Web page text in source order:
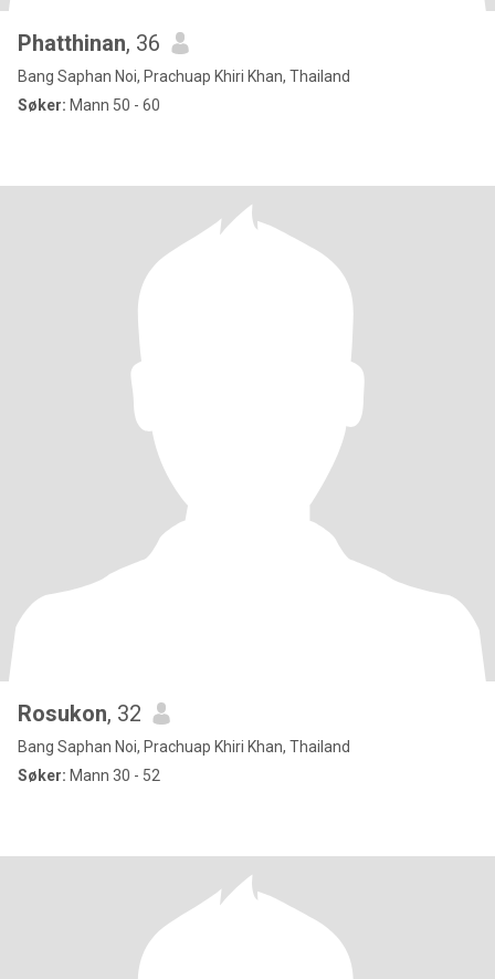
Phatthinan, 36
Bang Saphan Noi, Prachuap Khiri Khan, Thailand
Søker: Mann 50 - 60
Rosukon, 32
Bang Saphan Noi, Prachuap Khiri Khan, Thailand
Søker: Mann 30 - 52